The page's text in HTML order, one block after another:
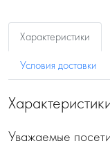
Характеристики
Условия доставки
Уважаемые